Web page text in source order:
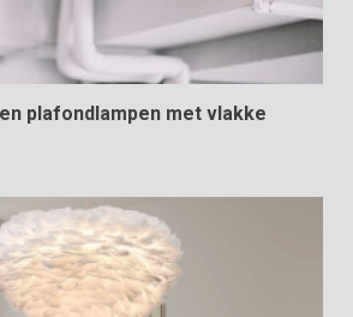
plafondlampen met vlakke